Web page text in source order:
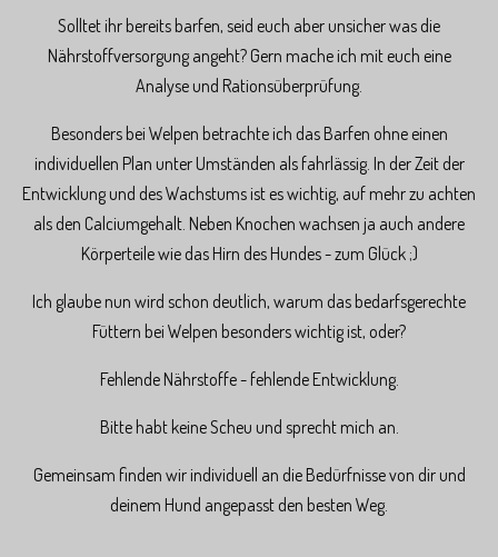
Solltet ihr bereits barfen, seid euch aber unsicher was die
Nährstoffversorgung angeht? Gern mache ich mit euch eine
Analyse und Rationsüberprüfung.
Besonders bei Welpen betrachte ich das Barfen ohne einen
individuellen Plan unter Umständen als fahrlässig. In der Zeit der
Entwicklung und des Wachstums ist es wichtig, auf mehr zu achten
als den Calciumgehalt. Neben Knochen wachsen ja auch andere
Körperteile wie das Hirn des Hundes - zum Glück ;)
Ich glaube nun wird schon deutlich, warum das bedarfsgerechte
Füttern bei Welpen besonders wichtig ist, oder?
Fehlende Nährstoffe - fehlende Entwicklung.
Bitte habt keine Scheu und sprecht mich an.
Gemeinsam finden wir individuell an die Bedürfnisse von dir und
deinem Hund angepasst den besten Weg.